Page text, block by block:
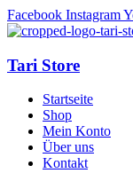
Facebook Instagram
Tari Store
Startseite
Shop
Mein Konto
Über uns
Kontakt